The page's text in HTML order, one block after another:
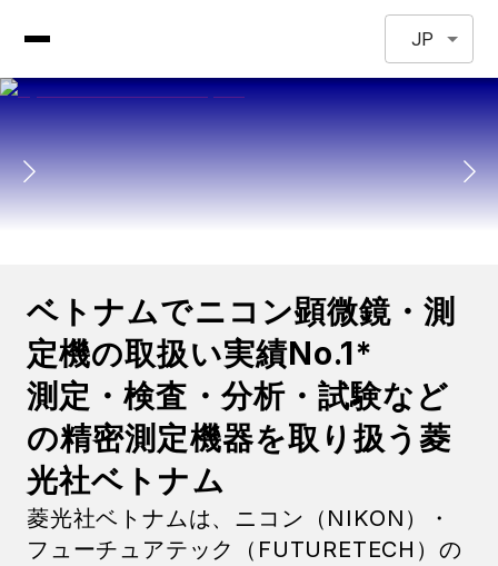
JP
ベトナムでニコン顕微鏡・測
定機の取扱い実績No.1*
測定・検査・分析・試験など
の精密測定機器を取り扱う菱
光社ベトナム
菱光社ベトナムは、ニコン（NIKON）・
フューチュアテック（FUTURETECH）の